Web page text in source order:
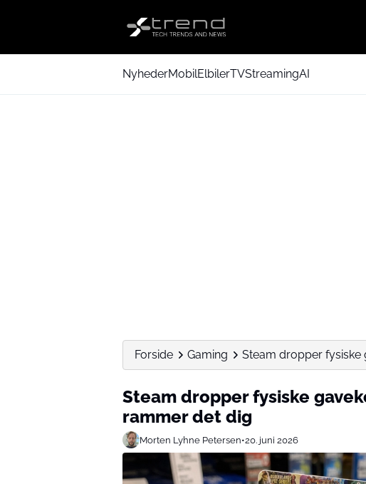
NyhederMobilElbilerTVStreamingAI
Forside Gaming Steam dropper fysiske
Steam dropper fysiske
rammer det dig
Morten Lyhne Petersen•20. juni 2026